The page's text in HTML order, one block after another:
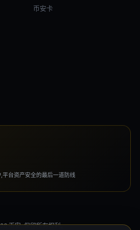
币安卡
平台资产安全的最后一道防线
币安. 保留所有权利。